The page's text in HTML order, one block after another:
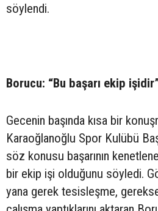
söylendi.
Borucu: “Bu başarı ekip
Gecenin başında kısa bir
Karaoğlanoğlu Spor Kulübü
söz konusu başarının
bir ekip işi olduğunu söyledi.
yana gerek tesisleşme,